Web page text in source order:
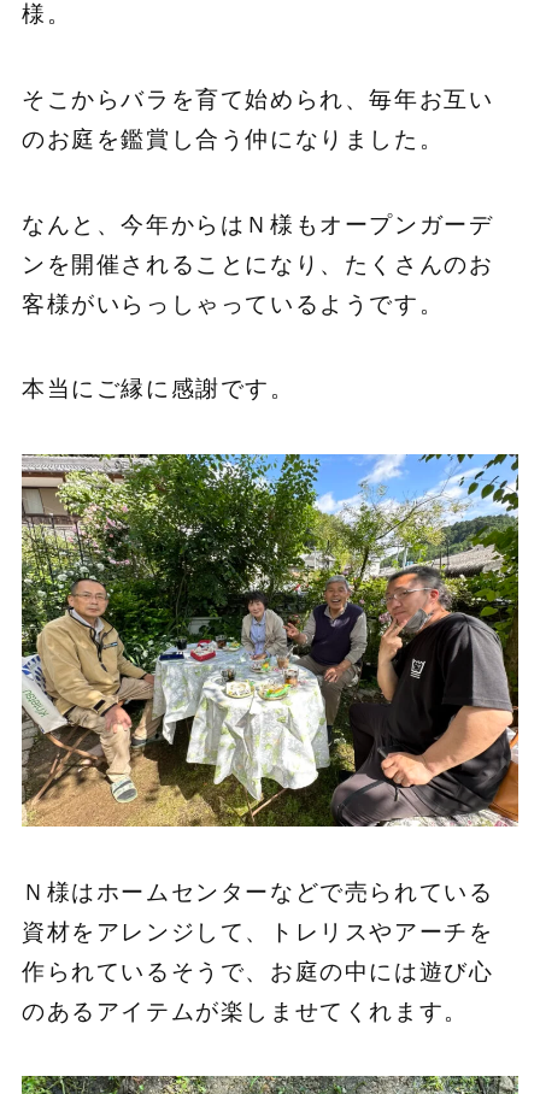
様。
そこからバラを育て始められ、毎年お互い
のお庭を鑑賞し合う仲になりました。
なんと、今年からはＮ様もオープンガーデ
ンを開催されることになり、たくさんのお
客様がいらっしゃっているようです。
本当にご縁に感謝です。
Ｎ様はホームセンターなどで売られている
資材をアレンジして、トレリスやアーチを
作られているそうで、お庭の中には遊び心
のあるアイテムが楽しませてくれます。